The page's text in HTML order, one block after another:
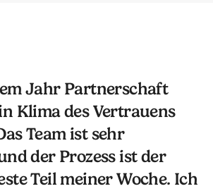
Jahr Partnerschaft
Klima des Vertrauens
Team ist sehr
der Prozess ist der
Teil meiner Woche. Ich